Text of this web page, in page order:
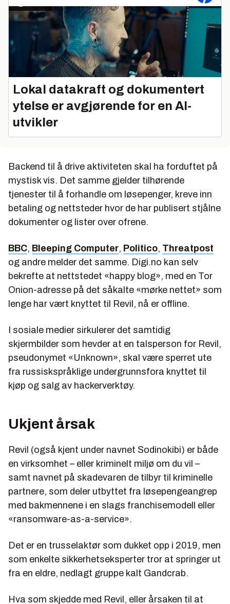
Lokal datakraft og dokumentert
ytelse er avgjørende for en AI-
utvikler
Backend til å drive aktiviteten skal ha forduftet på
mystisk vis. Det samme gjelder tilhørende
tjenester til å forhandle om løsepenger, kreve inn
betaling og nettsteder hvor de har publisert stjålne
dokumenter og lister over ofrene.
BBC, Bleeping Computer, Politico, Threatpost
og andre melder det samme. Digi.no kan selv
bekrefte at nettstedet «happy blog», med en Tor
Onion-adresse på det såkalte «mørke nettet» som
lenge har vært knyttet til Revil, nå er offline.
I sosiale medier sirkulerer det samtidig
skjermbilder som hevder at en talsperson for Revil,
pseudonymet «Unknown», skal være sperret ute
fra russiskspråklige undergrunnsfora knyttet til
kjøp og salg av hackerverktøy.
Ukjent årsak
Revil (også kjent under navnet Sodinokibi) er både
en virksomhet – eller kriminelt miljø om du vil –
samt navnet på skadevaren de tilbyr til kriminelle
partnere, som deler utbyttet fra løsepengeangrep
med bakmennene i en slags franchisemodell eller
«ransomware-as-a-service».
Det er en trusselaktør som dukket opp i 2019, men
som enkelte sikkerhetseksperter tror at springer ut
fra en eldre, nedlagt gruppe kalt Gandcrab.
Hva som skjedde med Revil, eller årsaken til at